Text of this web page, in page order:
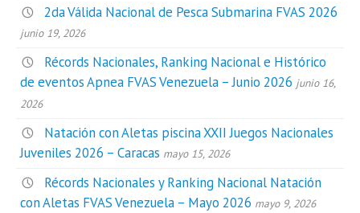
2da Válida Nacional de Pesca Submarina FVAS 2026
junio 19, 2026
Récords Nacionales, Ranking Nacional e Histórico
de eventos Apnea FVAS Venezuela – Junio 2026 junio 16,
2026
Natación con Aletas piscina XXII Juegos Nacionales
Juveniles 2026 – Caracas mayo 15, 2026
Récords Nacionales y Ranking Nacional Natación
con Aletas FVAS Venezuela – Mayo 2026 mayo 9, 2026